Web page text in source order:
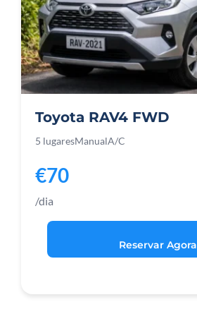
Toyota RAV4 FWD
5 lugaresManualA/C
€70
/dia
Reservar Agora